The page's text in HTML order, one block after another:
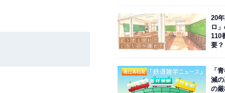
20
ロ
110
要
「
減
の